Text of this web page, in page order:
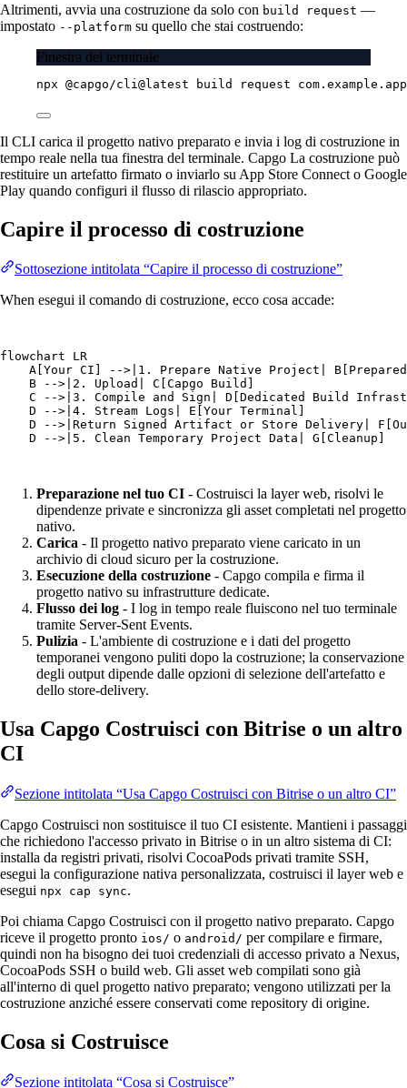
Altrimenti, avvia una costruzione da solo con build request —
impostato --platform su quello che stai costruendo:
Finestra del terminale
npx @capgo/cli@latest build request com.example.app
Il CLI carica il progetto nativo preparato e invia i log di costruzione in
tempo reale nella tua finestra del terminale. Capgo La costruzione può
restituire un artefatto firmato o inviarlo su App Store Connect o Google
Play quando configuri il flusso di rilascio appropriato.
Capire il processo di costruzione
Sottosezione intitolata “Capire il processo di costruzione”
When esegui il comando di costruzione, ecco cosa accade:
flowchart LR
A[Your CI] -->|1. Prepare Native Project|
    B -->|2. Upload| C[Capgo Build]
C -->|3. Compile and Sign| D[Dedicated Build
    D -->|4. Stream Logs| E[Your Terminal]
D -->|Return Signed Artifact or Store Delivery|
    D -->|5. Clean Temporary Project Data| G[Cleanup]
Preparazione nel tuo CI - Costruisci la layer web, risolvi le
dipendenze private e sincronizza gli asset completati nel progetto
nativo.
Carica - Il progetto nativo preparato viene caricato in un
archivio di cloud sicuro per la costruzione.
Esecuzione della costruzione - Capgo compila e firma il
progetto nativo su infrastrutture dedicate.
Flusso dei log - I log in tempo reale fluiscono nel tuo terminale
tramite Server-Sent Events.
Pulizia - L'ambiente di costruzione e i dati del progetto
temporanei vengono puliti dopo la costruzione; la conservazione
degli output dipende dalle opzioni di selezione dell'artefatto e
dello store-delivery.
Usa Capgo Costruisci con Bitrise o un altro
CI
Sezione intitolata “Usa Capgo Costruisci con Bitrise o un altro CI”
Capgo Costruisci non sostituisce il tuo CI esistente. Mantieni i passaggi
che richiedono l'accesso privato in Bitrise o in un altro sistema di CI:
installa da registri privati, risolvi CocoaPods privati tramite SSH,
esegui la configurazione nativa personalizzata, costruisci il layer web e
esegui npx cap sync.
Poi chiama Capgo Costruisci con il progetto nativo preparato. Capgo
riceve il progetto pronto ios/ o android/ per compilare e firmare,
quindi non ha bisogno dei tuoi credenziali di accesso privato a Nexus,
CocoaPods SSH o build web. Gli asset web compilati sono già
all'interno di quel progetto nativo preparato; vengono utilizzati per la
costruzione anziché essere conservati come repository di origine.
Cosa si Costruisce
Sezione intitolata “Cosa si Costruisce”